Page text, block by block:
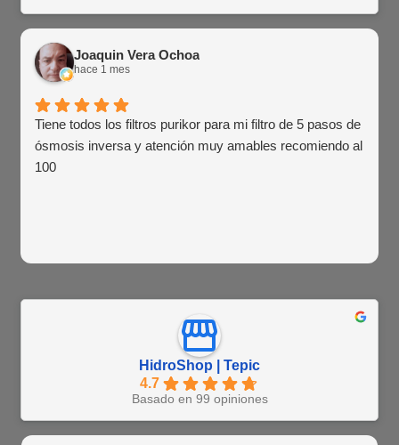
Joaquin Vera Ochoa
hace 1 mes
Tiene todos los filtros purikor para mi filtro de 5 pasos de
ósmosis inversa y atención muy amables recomiendo al
100
HidroShop | Tepic
4.7
Basado en 99 opiniones